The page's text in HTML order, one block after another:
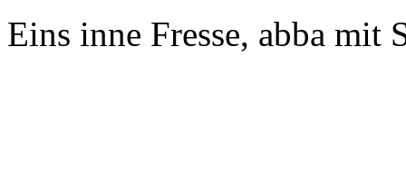
Eins inne Fresse, abba mit